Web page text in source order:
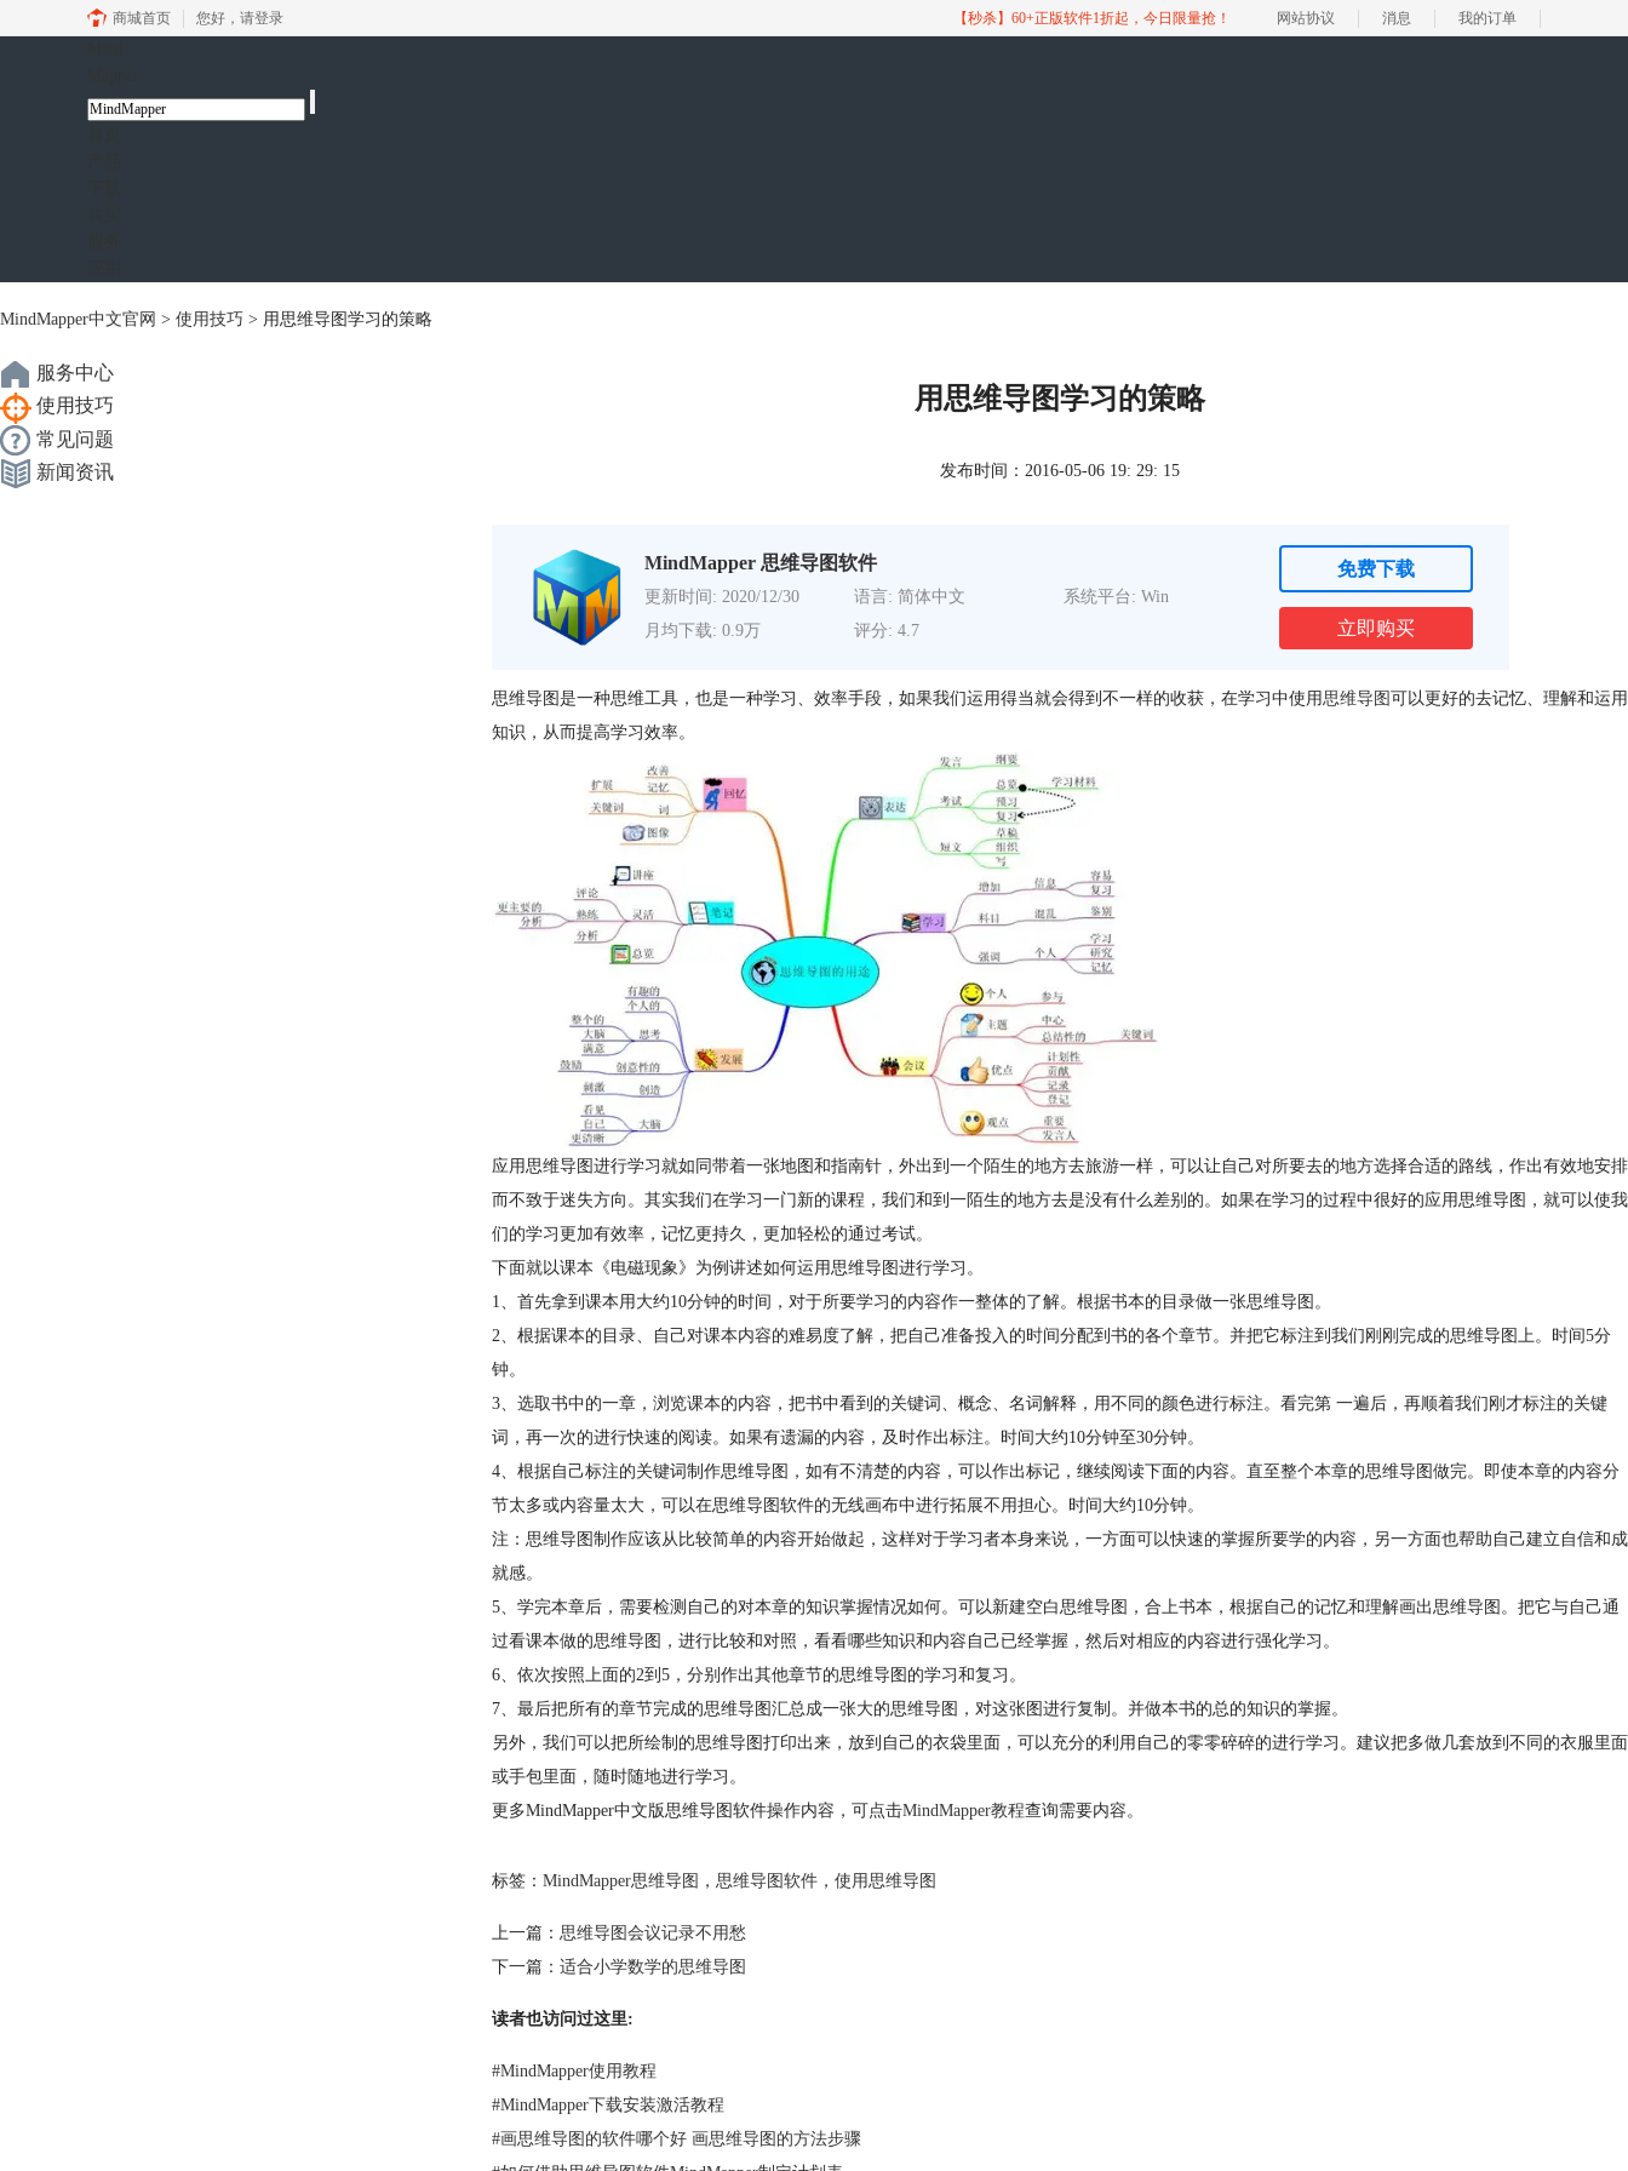
商城首页 您好， 请登录 【秒杀】60+正版软件1折起，今日限量抢！ 网站协议 消息 我的订单
MindMapper中文官网 > 使用技巧 > 用思维导图学习的策略
服务中心
使用技巧
常见问题
新闻资讯
用思维导图学习的策略
发布时间：2016-05-06 19: 29: 15
MindMapper 思维导图软件
更新时间: 2020/12/30 语言: 简体中文
系统平台: Win
月均下载: 0.9万
评分: 4.7
免费下载
立即购买
思维导图是一种思维工具，也是一种学习、效率手段，如果我们运用得当就会得到不一样的收获，在学习中使用思维导图 可以更好的去记忆、理解和运用
知识，从而提高学习效率。
应用思维导图进行学习就如同带着一张地图和指南针，外出到一个陌生的地方去旅游一样，可以让自己对所要去的地方选择合适的路线，作出有效地安排
而不致于迷失方向。其实我们在学习一门新的课程，我们和到一陌生的地方去是没有什么差别的。如果在学习的过程中很好的应用思维导图，就可以使我
们的学习更加有效率，记忆更持久，更加轻松的通过考试。
下面就以课本《电磁现象》为例讲述如何运用思维导图进行学习。
1、首先拿到课本用大约10分钟的时间，对于所要学习的内容作一整体的了解。根据书本的目录做一张思维导图。
2、根据课本的目录、自己对课本内容的难易度了解，把自己准备投入的时间分配到书的各个章节。并把它标注到我们刚刚完成的思维导图上。时间5分
钟。
3、选取书中的一章，浏览课本的内容，把书中看到的关键词、概念、名词解释，用不同的颜色进行标注。看完第 一遍后，再顺着我们刚才标注的关键
词，再一次的进行快速的阅读。如果有遗漏的内容，及时作出标注。时间大约10分钟至30分钟。
4、根据自己标注的关键词制作思维导图，如有不清楚的内容，可以作出标记，继续阅读下面的内容。直至整个本章的思维导图做完。即使本章的内容分
节太多或内容量太大，可以在思维导图软件的无线画布中进行拓展不用担心。时间大约10分钟。
注：思维导图制作应该从比较简单的内容开始做起，这样对于学习者本身来说，一方面可以快速的掌握所要学的内容，另一方面也帮助自己建立自信和成
就感。
5、学完本章后，需要检测自己的对本章的知识掌握情况如何。可以新建空白思维导图，合上书本，根据自己的记忆和理解画出思维导图。把它与自己通
过看课本做的思维导图，进行比较和对照，看看哪些知识和内容自己已经掌握，然后对相应的内容进行强化学习。
6、依次按照上面的2到5，分别作出其他章节的思维导图的学习和复习。
7、最后把所有的章节完成的思维导图汇总成一张大的思维导图，对这张图进行复制。并做本书的总的知识的掌握。
另外，我们可以把所绘制的思维导图打印出来，放到自己的衣袋里面，可以充分的利用自己的零零碎碎的进行学习。建议把多做几套放到不同的衣服里面
或手包里面，随时随地进行学习。
更多MindMapper中文版思维导图软件操作内容，可点击MindMapper教程查询需要内容。
标签： MindMapper思维导图 ， 思维导图软件 ， 使用思维导图
上一篇： 思维导图会议记录不用愁
下一篇： 适合小学数学的思维导图
读者也访问过这里:
#MindMapper使用教程
#MindMapper下载安装激活教程
#画思维导图的软件哪个好 画思维导图的方法步骤